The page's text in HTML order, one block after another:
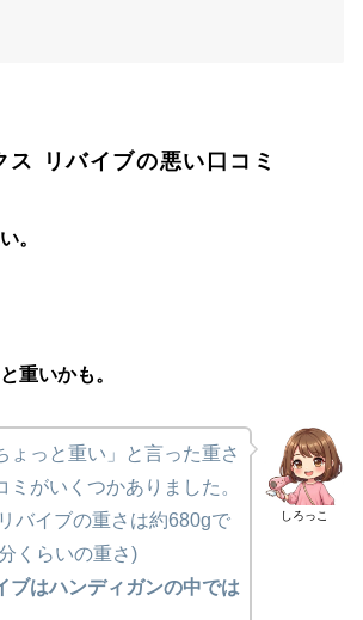
ス リバイブの悪い口コミ
。
重いかも。
しろっこ
ょっと重い」と言った重さ
ミがいくつかありました。
バイブの重さは約680gで
くらいの重さ)
ブはハンディガンの中では